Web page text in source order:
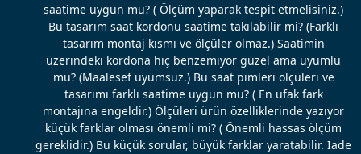
saatime uygun mu? ( Ölçüm yaparak tespit etmelisiniz.)
Bu tasarım saat kordonu saatime takılabilir mi? (Farklı
tasarım montaj kısmı ve ölçüler olmaz.) Saatimin
üzerindeki kordona hiç benzemiyor güzel ama uyumlu
mu? (Maalesef uyumsuz.) Bu saat pimleri ölçüleri ve
tasarımı farklı saatime uygun mu? ( En ufak fark
montajına engeldir.) Ölçüleri ürün özelliklerinde yazıyor
küçük farklar olması önemli mi? ( Önemli hassas ölçüm
gereklidir.) Bu küçük sorular, büyük farklar yaratabilir. İade